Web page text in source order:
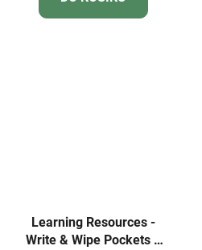
Learning Resources -
Write & Wipe Pockets –